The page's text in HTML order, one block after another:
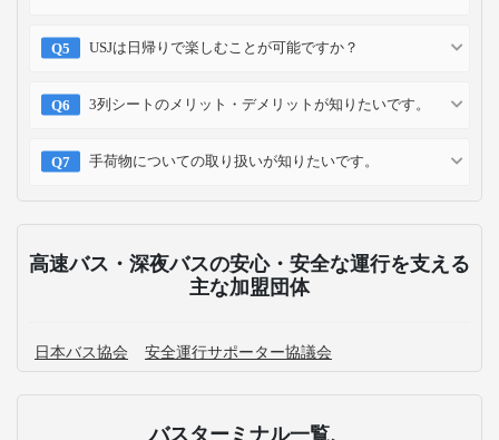
USJは日帰りで楽しむことが可能ですか？
3列シートのメリット・デメリットが知りたいです。
手荷物についての取り扱いが知りたいです。
高速バス・深夜バスの安心・安全な運行を支える
主な加盟団体
日本バス協会 安全運行サポーター協議会
バスターミナル一覧、